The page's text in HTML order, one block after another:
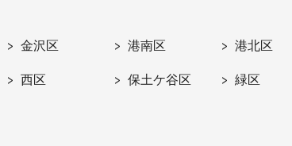
金沢区 港南区 港北区
西区 保土ケ谷区 緑区